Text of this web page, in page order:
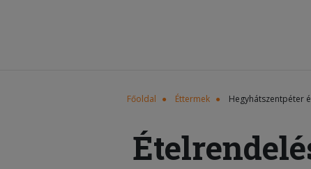
Főoldal Éttermek Hegyhátszentpéter